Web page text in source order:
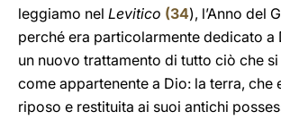
leggiamo nel Levitico (34), l’Anno del
perché era particolarmente dedicato a
un nuovo trattamento di tutto ciò che
come appartenente a Dio: la terra, che
riposo e restituita ai suoi antichi